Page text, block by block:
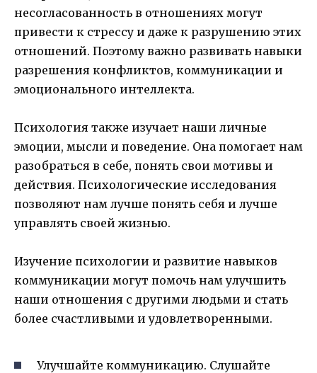
несогласованность в отношениях могут
привести к стрессу и даже к разрушению этих
отношений. Поэтому важно развивать навыки
разрешения конфликтов, коммуникации и
эмоционального интеллекта.
Психология также изучает наши личные
эмоции, мысли и поведение. Она помогает нам
разобраться в себе, понять свои мотивы и
действия. Психологические исследования
позволяют нам лучше понять себя и лучше
управлять своей жизнью.
Изучение психологии и развитие навыков
коммуникации могут помочь нам улучшить
наши отношения с другими людьми и стать
более счастливыми и удовлетворенными.
Улучшайте коммуникацию. Слушайте